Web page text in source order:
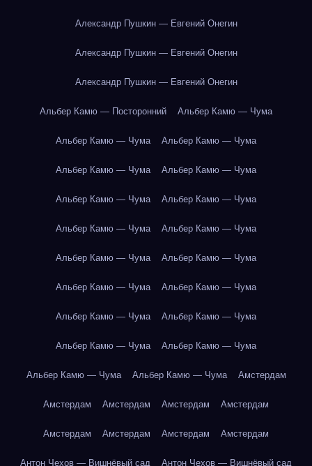
Александр Пушкин — Евгений Онегин
Александр Пушкин — Евгений Онегин
Александр Пушкин — Евгений Онегин
Альбер Камю — Посторонний Альбер Камю — Чума
Альбер Камю — Чума Альбер Камю — Чума
Альбер Камю — Чума Альбер Камю — Чума
Альбер Камю — Чума Альбер Камю — Чума
Альбер Камю — Чума Альбер Камю — Чума
Альбер Камю — Чума Альбер Камю — Чума
Альбер Камю — Чума Альбер Камю — Чума
Альбер Камю — Чума Альбер Камю — Чума
Альбер Камю — Чума Альбер Камю — Чума
Альбер Камю — Чума Альбер Камю — Чума Амстердам
Амстердам Амстердам Амстердам Амстердам
Амстердам Амстердам Амстердам Амстердам
Антон Чехов — Вишнёвый сад Антон Чехов — Вишнёвый сад